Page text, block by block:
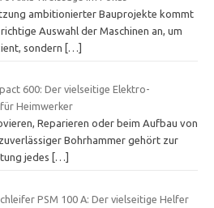
ambitionierter Bauprojekte kommt
Auswahl der Maschinen an, um
sondern […]
600: Der vielseitige Elektro-
Heimwerker
Reparieren oder beim Aufbau von
Bohrhammer gehört zur
jedes
[…]
PSM 100 A: Der vielseitige Helfer